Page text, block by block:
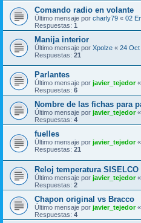
Comando radio en volante
Último mensaje por charly79 « 02
Respuestas: 1
Manija interior
Último mensaje por Xpolze « 24 Oct
Respuestas: 21
Parlantes
Último mensaje por javier_tejedor«
Respuestas: 6
Nombre de las fichas para
Último mensaje por javier_tejedor«
Respuestas: 4
fuelles
Último mensaje por javier_tejedor«
Respuestas: 21
Reloj temperatura SISELCO
Último mensaje por javier_tejedor«
Respuestas: 2
Chapon original vs Bracco
Último mensaje por javier_tejedor«
Respuestas: 4